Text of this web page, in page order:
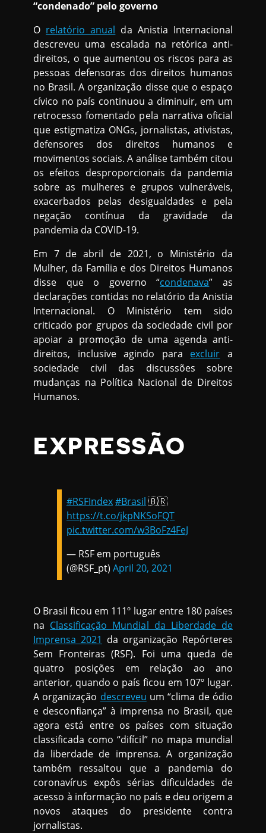
“condenado” pelo governo
O relatório anual da Anistia Internacional
descreveu uma escalada na retórica anti-
direitos, o que aumentou os riscos para as
pessoas defensoras dos direitos humanos
no Brasil. A organização disse que o espaço
cívico no país continuou a diminuir, em um
retrocesso fomentado pela narrativa oficial
que estigmatiza ONGs, jornalistas, ativistas,
defensores dos direitos humanos e
movimentos sociais. A análise também citou
os efeitos desproporcionais da pandemia
sobre as mulheres e grupos vulneráveis,
exacerbados pelas desigualdades e pela
negação contínua da gravidade da
pandemia da COVID-19.
Em 7 de abril de 2021, o Ministério da
Mulher, da Família e dos Direitos Humanos
disse que o governo “condenava” as
declarações contidas no relatório da Anistia
Internacional. O Ministério tem sido
criticado por grupos da sociedade civil por
apoiar a promoção de uma agenda anti-
direitos, inclusive agindo para excluir a
sociedade civil das discussões sobre
mudanças na Política Nacional de Direitos
Humanos.
EXPRESSÃO
#RSFIndex#Brasil 🇧🇷
https://t.co/jkpNKSoFQT
pic.twitter.com/w3BoFz4FeJ
— RSF em português
(@RSF_pt)April 20, 2021
O Brasil ficou em 111º lugar entre 180 países
na Classificação Mundial da Liberdade de
Imprensa 2021 da organização Repórteres
Sem Fronteiras (RSF). Foi uma queda de
quatro posições em relação ao ano
anterior, quando o país ficou em 107º lugar.
A organização descreveu um “clima de ódio
e desconfiança” à imprensa no Brasil, que
agora está entre os países com situação
classificada como “difícil” no mapa mundial
da liberdade de imprensa. A organização
também ressaltou que a pandemia do
coronavírus expôs sérias dificuldades de
acesso à informação no país e deu origem a
novos ataques do presidente contra
jornalistas.